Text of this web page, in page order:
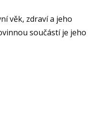
věk, zdraví a jeho
součástí je jeho